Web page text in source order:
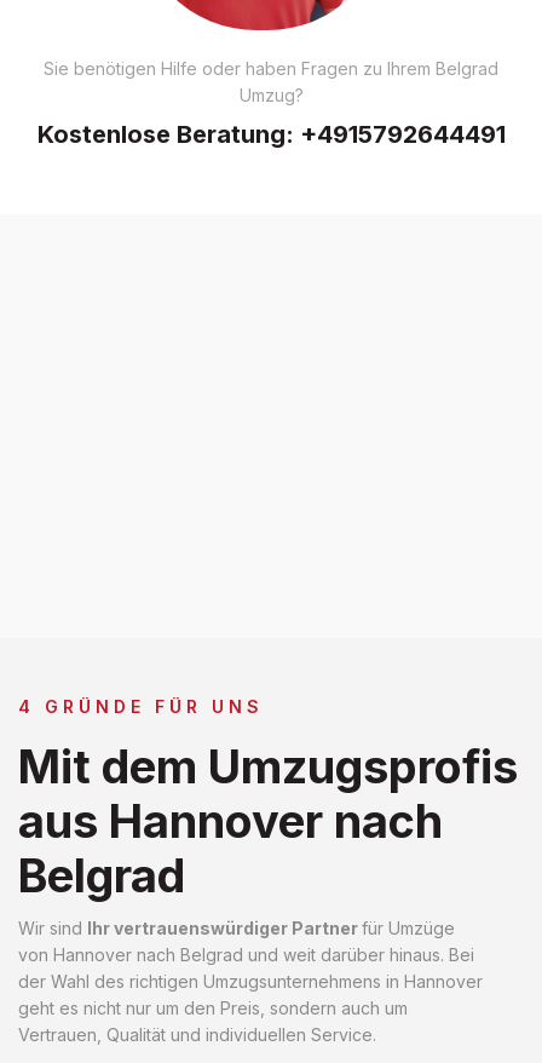
Sie benötigen Hilfe oder haben Fragen zu Ihrem Belgrad
Umzug?
Kostenlose Beratung: +4915792644491
4 GRÜNDE FÜR UNS
Mit dem Umzugsprofis
aus Hannover nach
Belgrad
Wir sind Ihr vertrauenswürdiger Partnerfür Umzüge
von Hannover nach Belgrad und weit darüber hinaus. Bei
der Wahl des richtigen Umzugsunternehmens in Hannover
geht es nicht nur um den Preis, sondern auch um
Vertrauen, Qualität und individuellen Service.